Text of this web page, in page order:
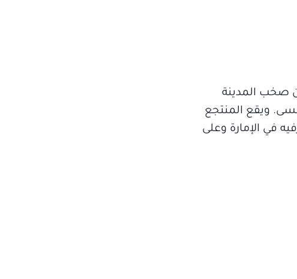
صخب المدينة
ويقع المنتجع
في الإمارة وعلى